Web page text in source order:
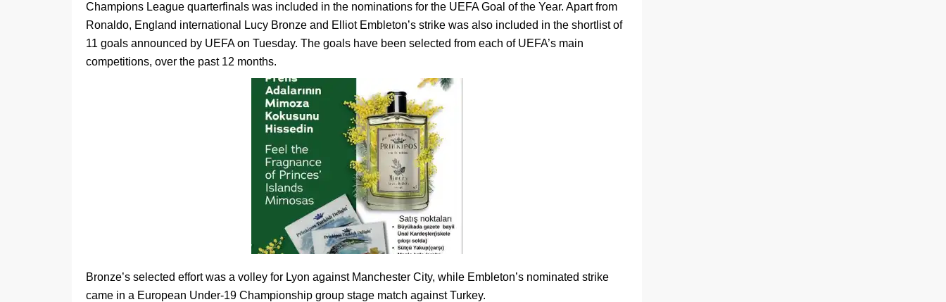
Champions League quarterfinals was included in the nominations for the UEFA Goal of the Year. Apart from
Ronaldo, England international Lucy Bronze and Elliot Embleton’s strike was also included in the shortlist of
11 goals announced by UEFA on Tuesday. The goals have been selected from each of UEFA’s main
competitions, over the past 12 months.
Bronze’s selected effort was a volley for Lyon against Manchester City, while Embleton’s nominated strike
came in a European Under-19 Championship group stage match against Turkey.